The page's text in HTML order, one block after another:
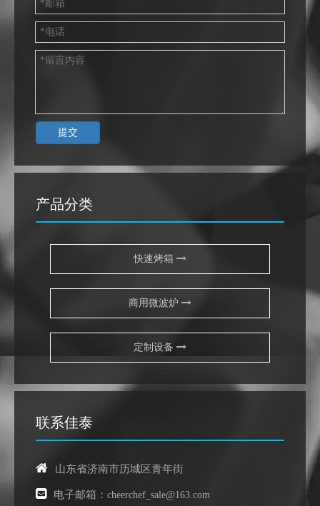
提交
产品分类
快速烤箱
商用微波炉
定制设备
联系佳泰
 山东省济南市历城区青年街
 电子邮箱： cheerchef _sale@163.com